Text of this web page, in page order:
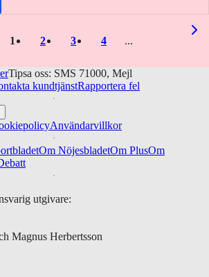
1 2 3 4
Tipsa oss: SMS 71000, Mejl
kundtjänstRapportera fel
Användarvillkor
Om NöjesbladetOm PlusOm
utgivare:
Magnus Herbertsson